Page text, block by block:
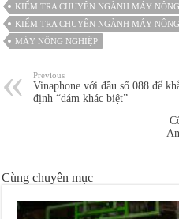
KIỂM TRA CHUYÊN NGÀNH MÁY
KIỂM TRA CHUYÊN NGÀNH MÁY
MÁY NÔNG NGHIỆP
Previous
Vinaphone với đầu số 088 để
định “dám khác biệt”
Cùng chuyên mục